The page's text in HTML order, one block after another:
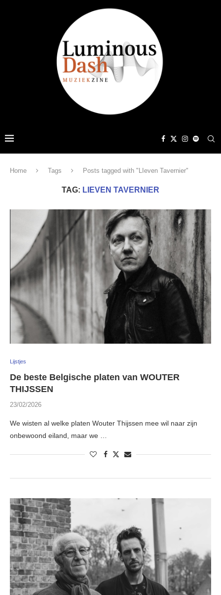
Home Tags Posts tagged with "LIeven Tavernier"
TAG: LIEVEN TAVERNIER
Lijstjes
De beste Belgische platen van WOUTER
THIJSSEN
23/02/2026
We wisten al welke platen Wouter Thijssen mee wil naar zijn
onbewoond eiland, maar we …